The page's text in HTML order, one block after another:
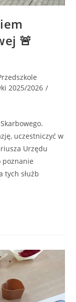
🚨
2025/2026 /
uczestniczyć w
Urzędu
poznanie
tych służb